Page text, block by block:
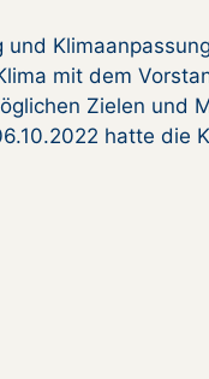
und
mit dem
Zielen und
hatte die